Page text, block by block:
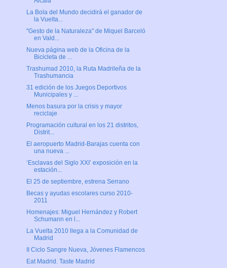
La Bola del Mundo decidirá el ganador de
la Vuelta...
"Gesto de la Naturaleza" de Miquel Barceló
en Vald...
Nueva página web de la Oficina de la
Bicicleta de ...
Trashumad 2010, la Ruta Madrileña de la
Trashumancia
31 edición de los Juegos Deportivos
Municipales y ...
Menos basura por la crisis y mayor
reciclaje
Programación cultural en los 21 distritos,
Distrit...
El aeropuerto Madrid-Barajas cuenta con
una nueva ...
‘Esclavas del Siglo XXI’ exposición en la
estación...
El 25 de septiembre, estrena Serrano
Becas y ayudas escolares curso 2010-
2011
Homenajes: Miguel Hernández y Robert
Schumann en l...
La Vuelta 2010 llega a la Comunidad de
Madrid
II Ciclo Sangre Nueva, Jóvenes Flamencos
Eat Madrid. Taste Madrid